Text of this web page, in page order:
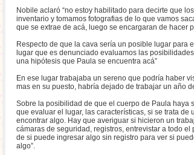
Nobile aclaró “no estoy habilitado para decirte que
inventario y tomamos fotografias de lo que vamos
que se extrae de acá, luego se encargaran de hacer
Respecto de que la cava sería un posible lugar para
lugar que es denunciado evaluamos las
una hipótesis que Paula se encuentra acá”
En ese lugar trabajaba un sereno que podría haber
mas en su puesto, habría dejado de trabajar un año
Sobre la posibilidad de que el cuerpo de Paula haya
que evaluar el lugar, las características, si se trata
encontrar algo. Hay que averiguar si hicieron un
cámaras de seguridad, registros, entrevistar a todo
de si puede ingresar algo sin registro para ver si
algo”.